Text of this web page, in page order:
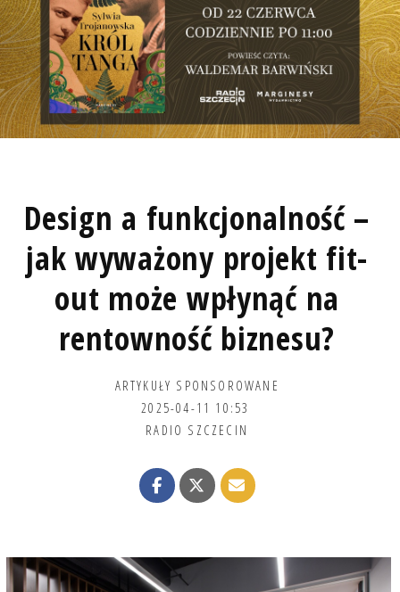
Design a funkcjonalność –
jak wyważony projekt fit-
out może wpłynąć na
rentowność biznesu?
ARTYKUŁY SPONSOROWANE
2025-04-11 10:53
RADIO SZCZECIN